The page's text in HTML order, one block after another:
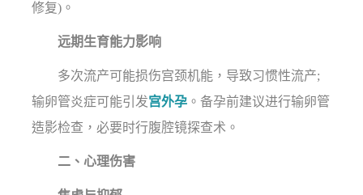
修复)。
远期生育能力影响
多次流产可能损伤宫颈机能，导致习惯性流产;
输卵管炎症可能引发宫外孕 。备孕前建议进行输卵管
造影检查，必要时行腹腔镜探查术。
二、心理伤害